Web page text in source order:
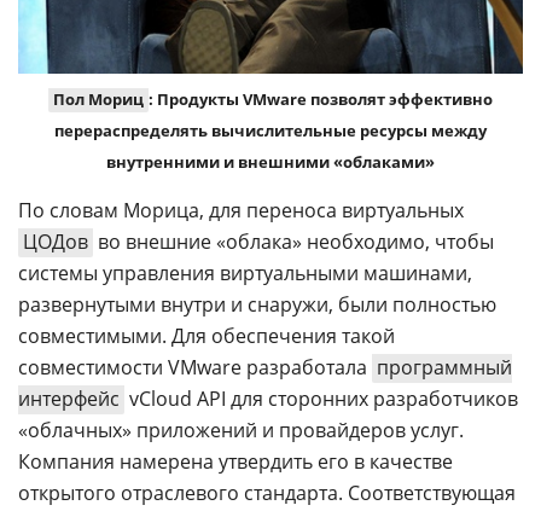
Пол Мориц : Продукты VMware позволят эффективно
перераспределять вычислительные ресурсы между
внутренними и внешними «облаками»
По словам Морица, для переноса виртуальных
ЦОДов во внешние «облака» необходимо, чтобы
системы управления виртуальными машинами,
развернутыми внутри и снаружи, были полностью
совместимыми. Для обеспечения такой
совместимости VMware разработала программный
интерфейс vCloud API для сторонних разработчиков
«облачных» приложений и провайдеров услуг.
Компания намерена утвердить его в качестве
открытого отраслевого стандарта. Соответствующая